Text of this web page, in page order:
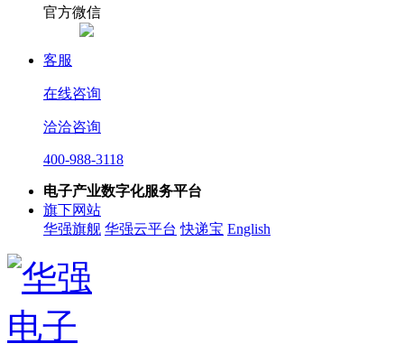
官方微信
客服
在线咨询
洽洽咨询
400-988-3118
电子产业数字化服务平台
旗下网站
华强旗舰 华强云平台 快递宝 English